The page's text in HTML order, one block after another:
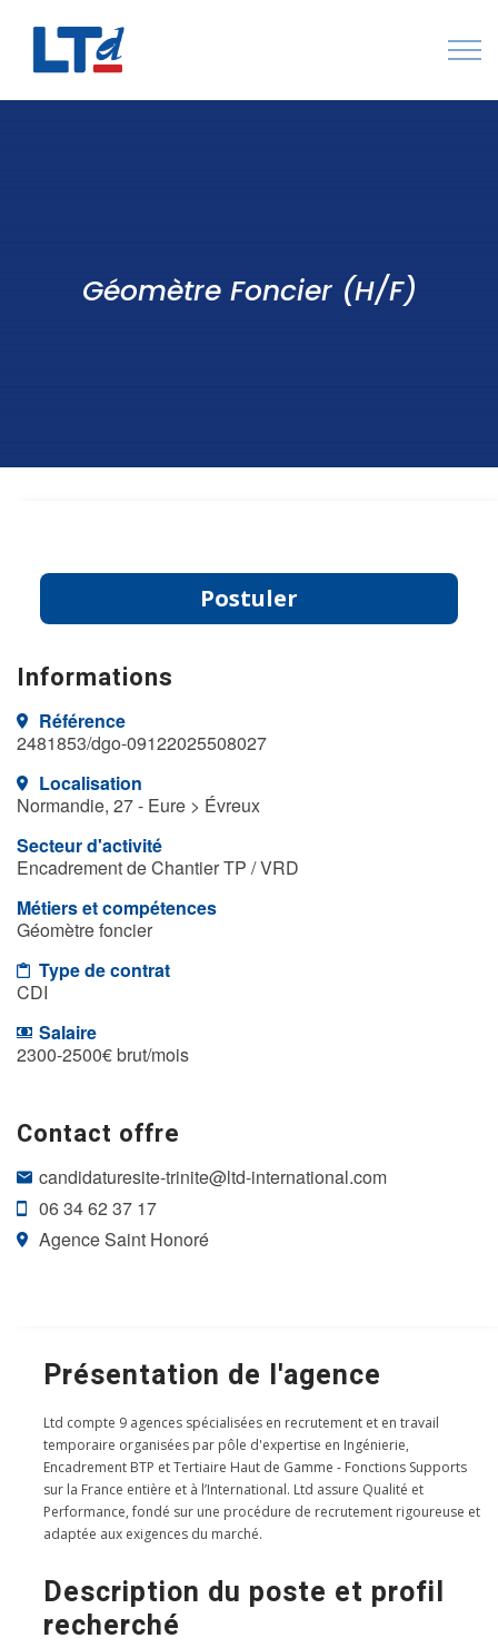
Contactez-nousGéomètre Foncier (H/F)
Postuler
Informations
Référence
2481853/dgo-09122025508027
Localisation
Normandie, 27 - Eure > Évreux
Secteur d'activité
Encadrement de Chantier TP / VRD
Métiers et compétences
Géomètre foncier
Type de contrat
CDI
Salaire
2300-2500€ brut/mois
Contact offre
candidaturesite-trinite@ltd-international.com
06 34 62 37 17
Agence Saint Honoré
Présentation de l'agence
Ltd compte 9 agences spécialisées en recrutement et en travail
temporaire organisées par pôle d'expertise en Ingénierie,
Encadrement BTP et Tertiaire Haut de Gamme - Fonctions Supports
sur la France entière et à l’International. Ltd assure Qualité et
Performance, fondé sur une procédure de recrutement rigoureuse et
adaptée aux exigences du marché.
Description du poste et profil
recherché